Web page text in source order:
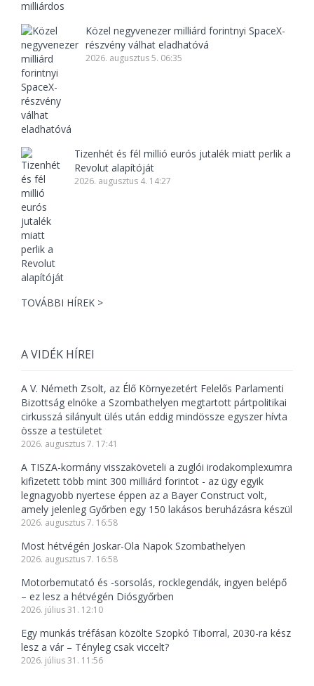
Közel negyvenezer milliárd forintnyi SpaceX-
részvény válhat eladhatóvá
2026. augusztus 5. 06:35
Tizenhét és fél millió eurós jutalék miatt perlik a
Revolut alapítóját
2026. augusztus 4. 14:27
TOVÁBBI HÍREK >
A VIDÉK HÍREI
A V. Németh Zsolt, az Élő Környezetért Felelős Parlamenti
Bizottság elnöke a Szombathelyen megtartott pártpolitikai
cirkusszá silányult ülés után eddig mindössze egyszer hívta
össze a testületet
2026. augusztus 7. 17:41
A TISZA-kormány visszaköveteli a zuglói irodakomplexumra
kifizetett több mint 300 milliárd forintot - az ügy egyik
legnagyobb nyertese éppen az a Bayer Construct volt,
amely jelenleg Győrben egy 150 lakásos beruházásra készül
2026. augusztus 7. 16:58
Most hétvégén Joskar-Ola Napok Szombathelyen
2026. augusztus 7. 16:58
Motorbemutató és -sorsolás, rocklegendák, ingyen belépő
– ez lesz a hétvégén Diósgyőrben
2026. július 31. 12:10
Egy munkás tréfásan közölte Szopkó Tiborral, 2030-ra kész
lesz a vár – Tényleg csak viccelt?
2026. július 31. 11:56